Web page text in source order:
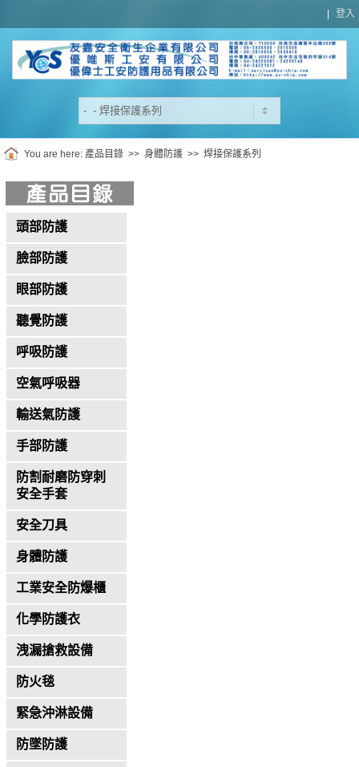
登入
You are here: 產品目錄 >> 身體防護 >> 焊接保護系列
頭部防護
臉部防護
眼部防護
聽覺防護
呼吸防護
空氣呼吸器
輸送氣防護
手部防護
防割耐磨防穿刺
安全手套
安全刀具
身體防護
工業安全防爆櫃
化學防護衣
洩漏搶救設備
防火毯
緊急沖淋設備
防墜防護